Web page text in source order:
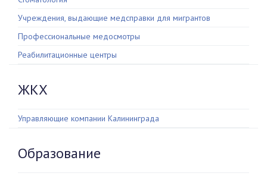
Учреждения, выдающие медсправки для мигрантов
Профессиональные медосмотры
Реабилитационные центры
ЖКХ
Управляющие компании Калининграда
Образование